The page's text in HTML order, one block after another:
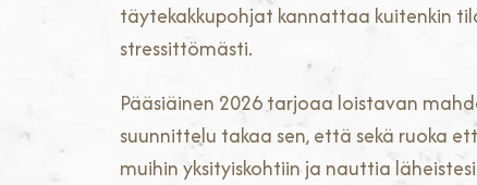
täytekakkupohjat kannattaa kuitenkin
stressittömästi.
Pääsiäinen 2026 tarjoaa loistavan
suunnittelu takaa sen, että sekä ruoka
muihin yksityiskohtiin ja nauttia